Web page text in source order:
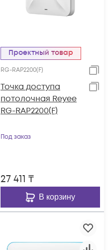
Проектный товар
RG-RAP2200(F)
Точка доступа
потолочная Reyee
RG-RAP2200(F)
Под заказ
27 411 ₸
В корзину